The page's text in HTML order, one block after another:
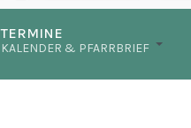
TERMINE
KALENDER & PFARRBRIEF